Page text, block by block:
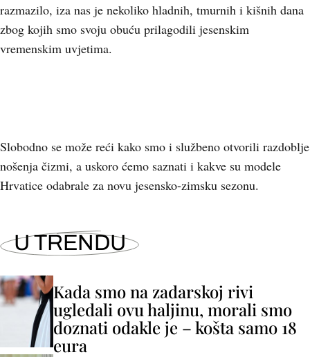
razmazilo, iza nas je nekoliko hladnih, tmurnih i kišnih dana
zbog kojih smo svoju obuću prilagodili jesenskim
vremenskim uvjetima.
Slobodno se može reći kako smo i službeno otvorili razdoblje
nošenja čizmi, a uskoro ćemo saznati i kakve su modele
Hrvatice odabrale za novu jesensko-zimsku sezonu.
U TRENDU
Kada smo na zadarskoj rivi
ugledali ovu haljinu, morali smo
doznati odakle je – košta samo 18
eura